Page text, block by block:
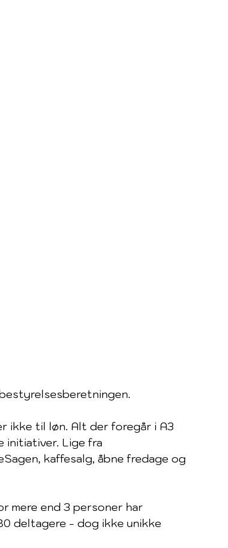
ikke til løn. Alt der foregår i A3
initiativer. Lige fra
kaffesalg, åbne fredage og
mere end 3 personer har
deltagere - dog ikke unikke